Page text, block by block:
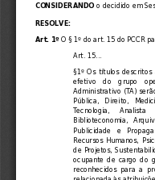
CONSIDERANDO o decidido em
RESOLVE:
Art. 1º O § 1º do art. 15 do PCCR
Art. 15...
§1º Os títulos descritos
efetivo  do  grupo
Administrativo (TA)
Pública,  Direito,
Tecnologia,   Analista
Biblioteconomia,
Publicidade  e
Recursos Humanos,
de Projetos,
ocupante de cargo do
reconhecidos  para  a